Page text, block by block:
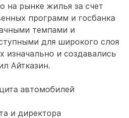
на рынке жилья за счет
программ и госбанка
темпами и
для широкого слоя
изначально и создавались
Айтказин.
автомобилей
и директора